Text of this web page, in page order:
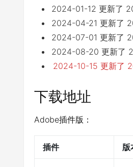
2024-01-12 更新了
2024-04-21 更新了
2024-07-01 更新了
2024-08-20 更新了
2024-10-15 更新了
下载地址
Adobe插件版：
插件 版